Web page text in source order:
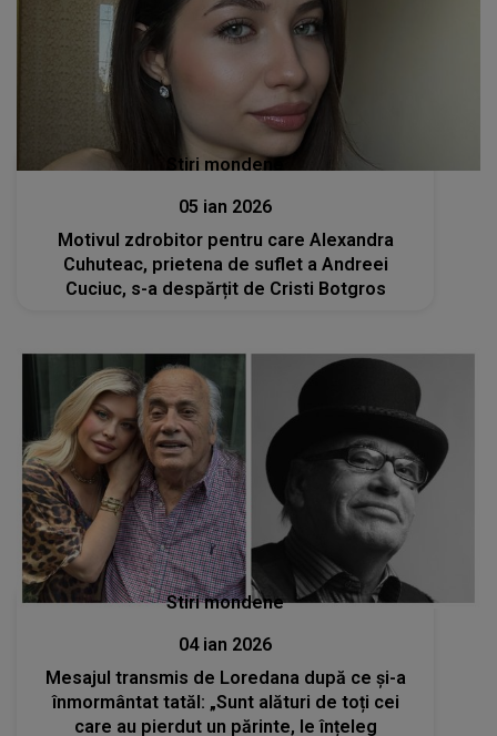
Stiri mondene
05 ian 2026
Motivul zdrobitor pentru care Alexandra
Cuhuteac, prietena de suflet a Andreei
Cuciuc, s-a despărțit de Cristi Botgros
Stiri mondene
04 ian 2026
Mesajul transmis de Loredana după ce și-a
înmormântat tatăl: „Sunt alături de toți cei
care au pierdut un părinte, le înțeleg